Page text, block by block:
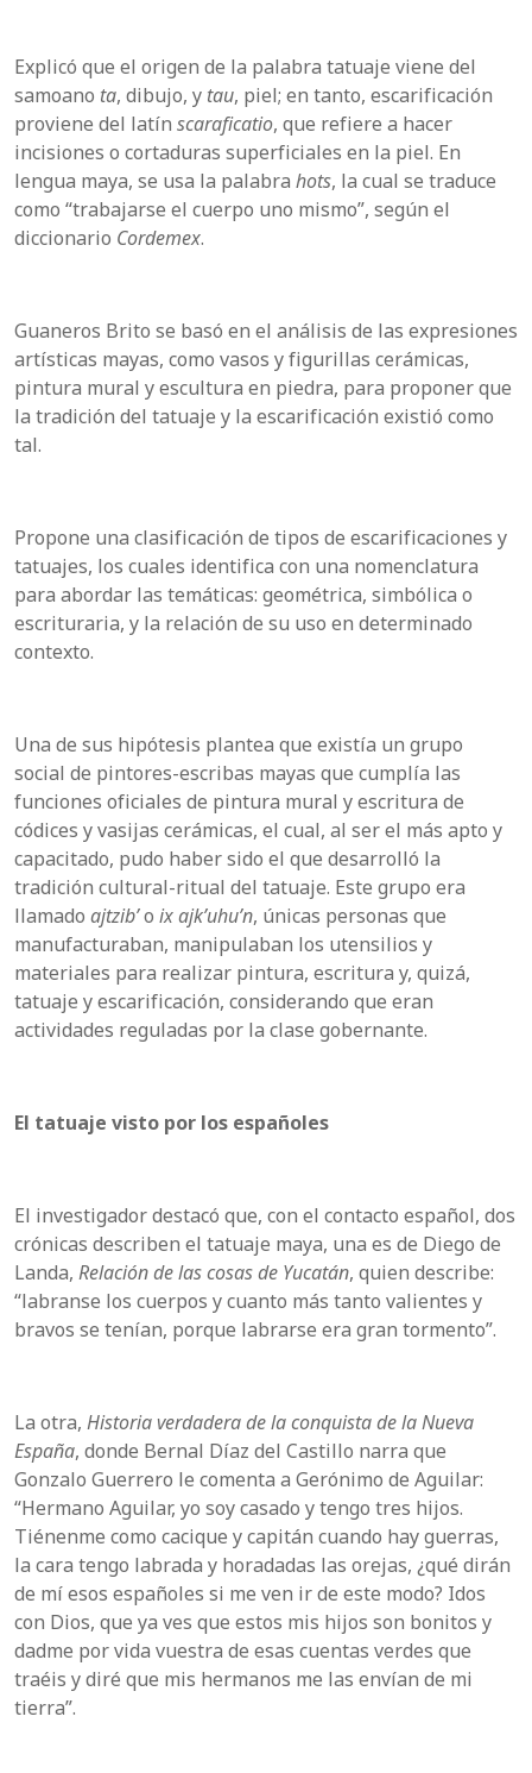
Explicó que el origen de la palabra tatuaje viene del
samoano ta, dibujo, y tau, piel; en tanto, escarificación
proviene del latín scaraficatio, que refiere a hacer
incisiones o cortaduras superficiales en la piel. En
lengua maya, se usa la palabra hots, la cual se traduce
como “trabajarse el cuerpo uno mismo”, según el
diccionario Cordemex.
Guaneros Brito se basó en el análisis de las expresiones
artísticas mayas, como vasos y figurillas cerámicas,
pintura mural y escultura en piedra, para proponer que
la tradición del tatuaje y la escarificación existió como
tal.
Propone una clasificación de tipos de escarificaciones y
tatuajes, los cuales identifica con una nomenclatura
para abordar las temáticas: geométrica, simbólica o
escrituraria, y la relación de su uso en determinado
contexto.
Una de sus hipótesis plantea que existía un grupo
social de pintores-escribas mayas que cumplía las
funciones oficiales de pintura mural y escritura de
códices y vasijas cerámicas, el cual, al ser el más apto y
capacitado, pudo haber sido el que desarrolló la
tradición cultural-ritual del tatuaje. Este grupo era
llamado ajtzib’o ix ajk’uhu’n, únicas personas que
manufacturaban, manipulaban los utensilios y
materiales para realizar pintura, escritura y, quizá,
tatuaje y escarificación, considerando que eran
actividades reguladas por la clase gobernante.
El tatuaje visto por los españoles
El investigador destacó que, con el contacto español, dos
crónicas describen el tatuaje maya, una es de Diego de
Landa, Relación de las cosas de Yucatán, quien describe:
“labranse los cuerpos y cuanto más tanto valientes y
bravos se tenían, porque labrarse era gran tormento”.
La otra, Historia verdadera de la conquista de la Nueva
España, donde Bernal Díaz del Castillo narra que
Gonzalo Guerrero le comenta a Gerónimo de Aguilar:
“Hermano Aguilar, yo soy casado y tengo tres hijos.
Tiénenme como cacique y capitán cuando hay guerras,
la cara tengo labrada y horadadas las orejas, ¿qué dirán
de mí esos españoles si me ven ir de este modo? Idos
con Dios, que ya ves que estos mis hijos son bonitos y
dadme por vida vuestra de esas cuentas verdes que
traéis y diré que mis hermanos me las envían de mi
tierra”.